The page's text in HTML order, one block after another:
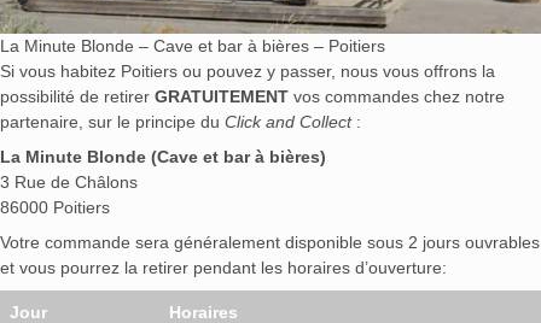
La Minute Blonde – Cave et bar à bières – Poitiers
Si vous habitez Poitiers ou pouvez y passer, nous vous offrons la
possibilité de retirer GRATUITEMENT vos commandes chez notre
partenaire, sur le principe du Click and Collect:
La Minute Blonde (Cave et bar à bières)
3 Rue de Châlons
86000 Poitiers
Votre commande sera généralement disponible sous 2 jours ouvrables
et vous pourrez la retirer pendant les horaires d’ouverture:
Jour Horaires